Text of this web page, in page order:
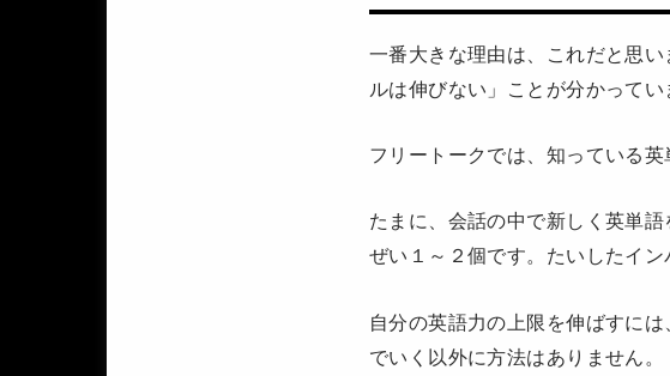
一番大きな理由は、これだと思
ルは伸びない」ことが分かってい
フリートークでは、知っている
たまに、会話の中で新しく英単
ぜい１～２個です。たいしたイン
自分の英語力の上限を伸ばすに
でいく以外に方法はありません。